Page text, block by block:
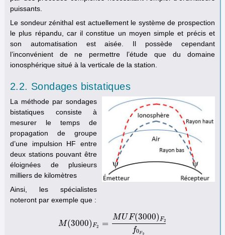
puissants.
Le sondeur zénithal est actuellement le système de prospection
le plus répandu, car il constitue un moyen simple et précis et
son automatisation est aisée. Il possède cependant
l’inconvénient de ne permettre l’étude que du domaine
ionosphérique situé à la verticale de la station.
2.2. Sondages bistatiques
La méthode par sondages
bistatiques consiste à
mesurer le temps de
propagation de groupe
d’une impulsion HF entre
deux stations pouvant être
éloignées de plusieurs
milliers de kilomètres
Ainsi, les spécialistes
noteront par exemple que :
M(3000)F2 =
MUF(3000)F2
f0F2
M(3000)F2 M UF(3000)F2f0F2